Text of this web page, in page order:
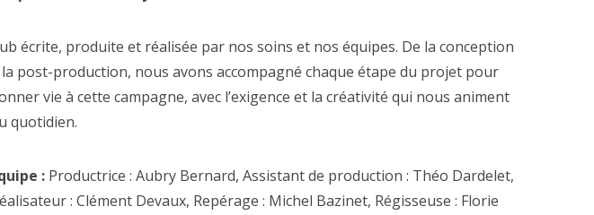
écrite, produite et réalisée par nos soins et nos équipes. De la conception
post-production, nous avons accompagné chaque étape du projet pour
vie à cette campagne, avec l’exigence et la créativité qui nous animent
quotidien.
: Productrice : Aubry Bernard, Assistant de production : Théo Dardelet,
: Clément Devaux, Repérage : Michel Bazinet, Régisseuse : Florie